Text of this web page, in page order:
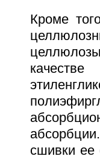
Кроме
сшивки ее